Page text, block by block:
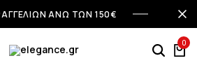
ΑΝΩ ΤΩΝ 150€
0